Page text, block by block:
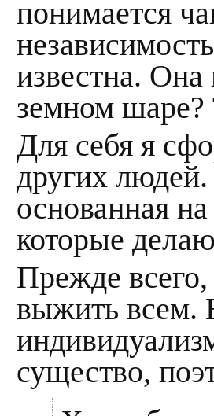
понимается
известна.
земном шаре?
Для себя я
других людей.
основанная
которые
Прежде всего,
выжить всем.
существо,